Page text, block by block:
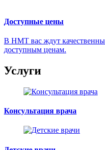
Доступные цены
В НМТ вас ждут
доступным ценам.
Услуги
Консультация врача